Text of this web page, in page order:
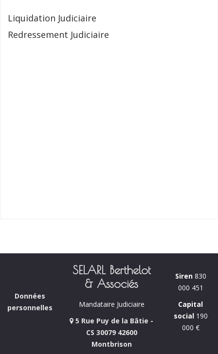
Liquidation Judiciaire
Redressement Judiciaire
Données
personnelles
SELARL Berthelot
& Associés
Mandataire Judiciaire
5 Rue Puy de la Bâtie -
CS 30079 42600
Montbrison
Siren830
000 451
Capital
social190
000 €